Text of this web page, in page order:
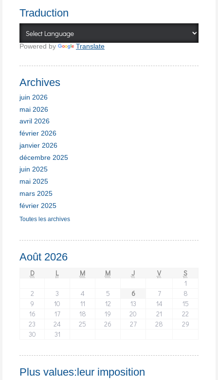
Traduction
Powered by Translate
Archives
juin 2026
mai 2026
avril 2026
février 2026
janvier 2026
décembre 2025
juin 2025
mai 2025
mars 2025
février 2025
Toutes les archives
Août 2026
D L M M J V
S
1
2
3 4 5 6 7
8
9
10 11 12 13 14
15
16
17 18 19 20 21
22
23
24 25 26 27 28
29
30
31
Plus values:leur imposition